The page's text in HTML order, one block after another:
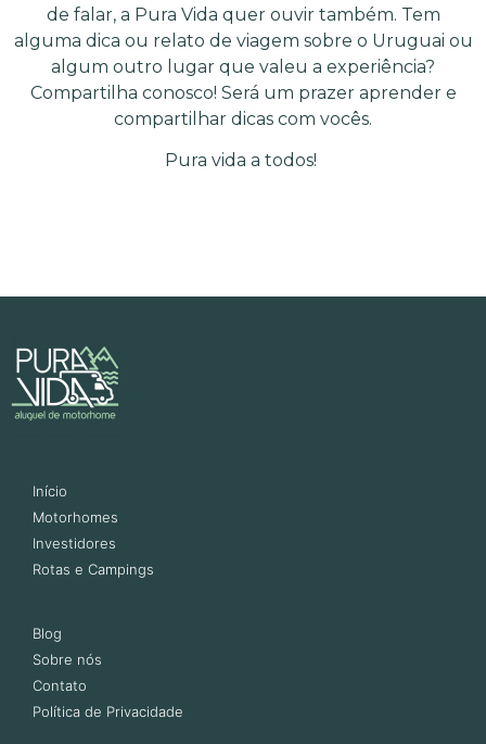
de falar, a Pura Vida quer ouvir também. Tem
alguma dica ou relato de viagem sobre o Uruguai ou
algum outro lugar que valeu a experiência?
Compartilha conosco! Será um prazer aprender e
compartilhar dicas com vocês.
Pura vida a todos!
Início
Motorhomes
Investidores
Rotas e Campings
Blog
Sobre nós
Contato
Política de Privacidade